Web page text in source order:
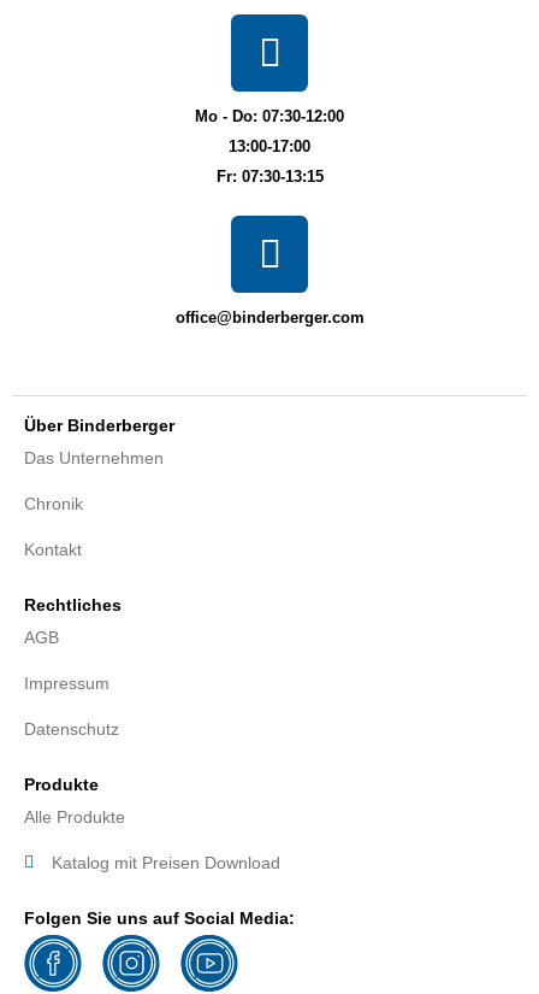
Mo - Do: 07:30-12:00
13:00-17:00
Fr: 07:30-13:15
office@binderberger.com
Über Binderberger
Das Unternehmen
Chronik
Kontakt
Rechtliches
AGB
Impressum
Datenschutz
Produkte
Alle Produkte
Katalog mit Preisen Download
Folgen Sie uns auf Social Media: